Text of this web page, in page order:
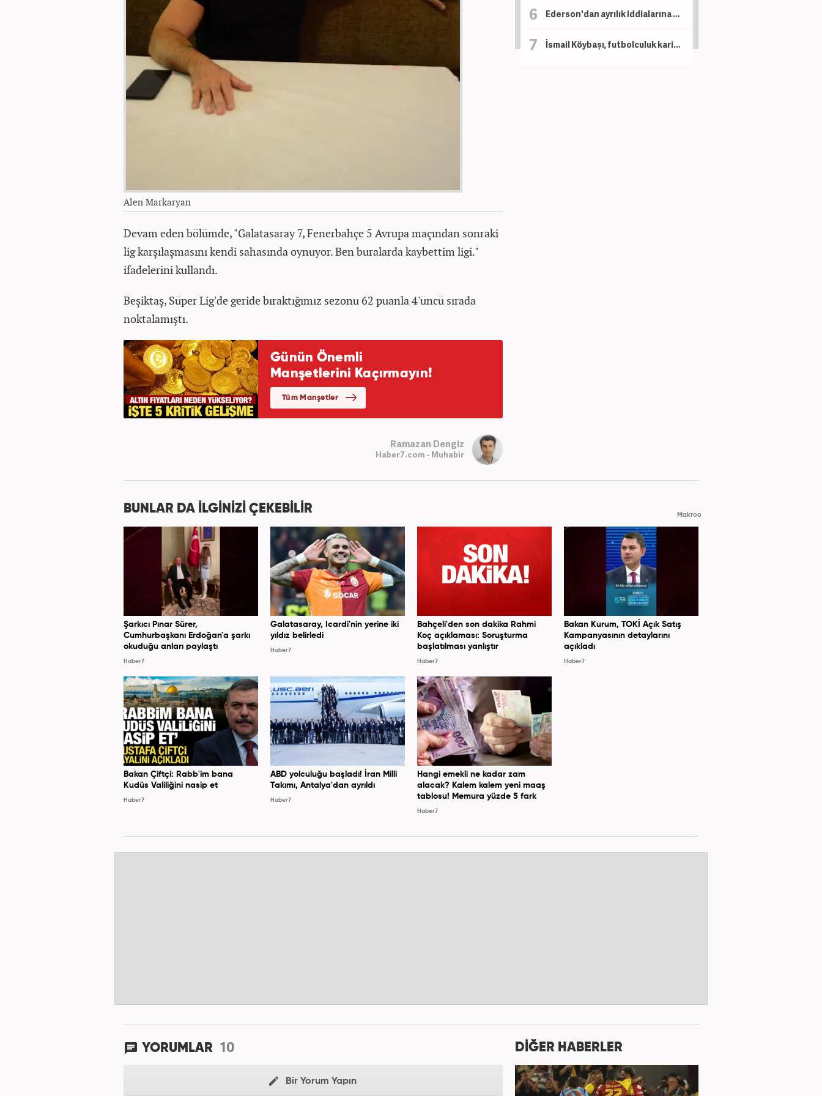
Alen Markaryan
Devam eden bölümde, "Galatasaray 7, Fenerbahçe 5 Avrupa maçından sonraki
lig karşılaşmasını kendi sahasında oynuyor. Ben buralarda kaybettim ligi."
ifadelerini kullandı.
Beşiktaş, Süper Lig'de geride bıraktığımız sezonu 62 puanla 4'üncü sırada
noktalamıştı.
Ramazan Dengiz
Haber7.com - Muhabir
Ederson'dan ayrılık iddialarına Türkçe cevap
İsmail Köybaşı, futbolculuk kariyerine gözyaşlarıyla veda etti!
BUNLAR DA İLGİNİZİ ÇEKEBİLİR Makroo
Şarkıcı Pınar Sürer,
Cumhurbaşkanı Erdoğan'a şarkı
okuduğu anları paylaştı
Haber7
Galatasaray, Icardi'nin yerine iki
yıldız belirledi
Haber7
Bahçeli'den son dakika Rahmi
Koç açıklaması: Soruşturma
başlatılması yanlıştır
Haber7
Bakan Kurum, TOKİ Açık Satış
Kampanyasının detaylarını
açıkladı
Haber7
Bakan Çiftçi: Rabb'im bana
Kudüs Valiliğini nasip et
Haber7
ABD yolculuğu başladı! İran Milli
Takımı, Antalya'dan ayrıldı
Haber7
Hangi emekli ne kadar zam
alacak? Kalem kalem yeni maaş
tablosu! Memura yüzde 5 fark
Haber7
YORUMLAR 10
Bir Yorum Yapın
DİĞER HABERLER